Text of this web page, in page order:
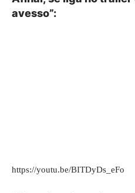
avesso”:
https://youtu.be/BITDyDs_eFo